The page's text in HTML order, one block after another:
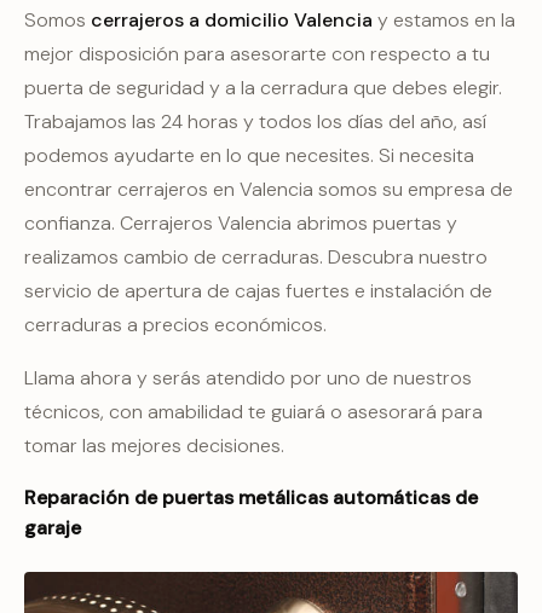
Somos cerrajeros a domicilio Valencia y estamos en la
mejor disposición para asesorarte con respecto a tu
puerta de seguridad y a la cerradura que debes elegir.
Trabajamos las 24 horas y todos los días del año, así
podemos ayudarte en lo que necesites. Si necesita
encontrar cerrajeros en Valencia somos su empresa de
confianza. Cerrajeros Valencia abrimos puertas y
realizamos cambio de cerraduras. Descubra nuestro
servicio de apertura de cajas fuertes e instalación de
cerraduras a precios económicos.
Llama ahora y serás atendido por uno de nuestros
técnicos, con amabilidad te guiará o asesorará para
tomar las mejores decisiones.
Reparación de puertas metálicas automáticas de
garaje